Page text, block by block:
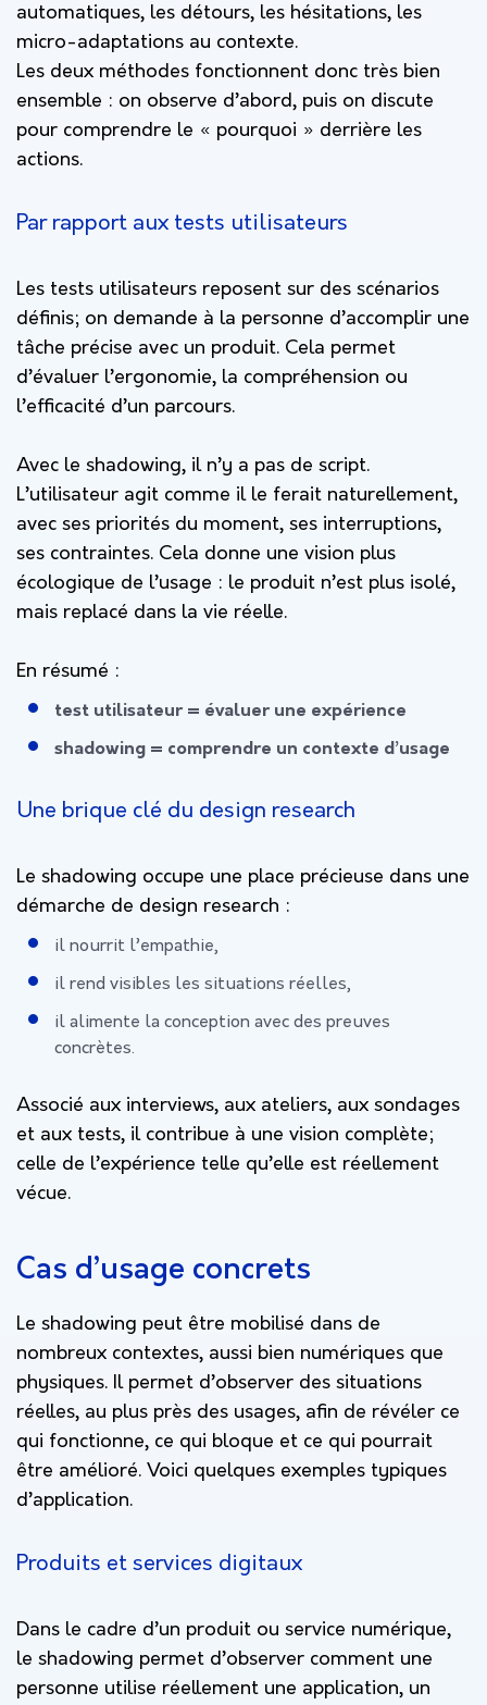
automatiques, les détours, les hésitations, les
micro-adaptations au contexte.
Les deux méthodes fonctionnent donc très bien
ensemble : on observe d’abord, puis on discute
pour comprendre le « pourquoi » derrière les
actions.
Par rapport aux tests utilisateurs
Les tests utilisateurs reposent sur des scénarios
définis; on demande à la personne d’accomplir une
tâche précise avec un produit. Cela permet
d’évaluer l’ergonomie, la compréhension ou
l’efficacité d’un parcours.
Avec le shadowing, il n’y a pas de script.
L’utilisateur agit comme il le ferait naturellement,
avec ses priorités du moment, ses interruptions,
ses contraintes. Cela donne une vision plus
écologique de l’usage : le produit n’est plus isolé,
mais replacé dans la vie réelle.
En résumé :
test utilisateur = évaluer une expérience
shadowing = comprendre un contexte d’usage
Une brique clé du design research
Le shadowing occupe une place précieuse dans une
démarche de design research :
il nourrit l’empathie,
il rend visibles les situations réelles,
il alimente la conception avec des preuves
concrètes.
Associé aux interviews, aux ateliers, aux sondages
et aux tests, il contribue à une vision complète;
celle de l’expérience telle qu’elle est réellement
vécue.
Cas d’usage concrets
Le shadowing peut être mobilisé dans de
nombreux contextes, aussi bien numériques que
physiques. Il permet d’observer des situations
réelles, au plus près des usages, afin de révéler ce
qui fonctionne, ce qui bloque et ce qui pourrait
être amélioré. Voici quelques exemples typiques
d’application.
Produits et services digitaux
Dans le cadre d’un produit ou service numérique,
le shadowing permet d’observer comment une
personne utilise réellement une application, un